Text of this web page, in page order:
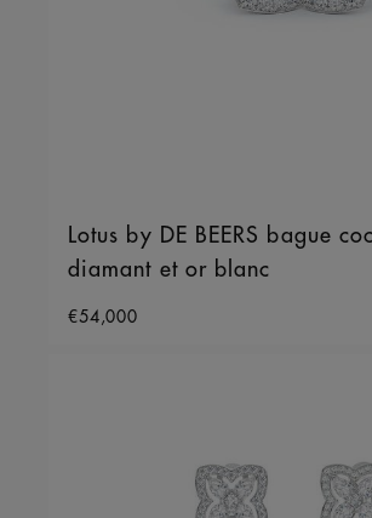
Lotus by DE BEERS bague
diamant et or blanc
€54,000